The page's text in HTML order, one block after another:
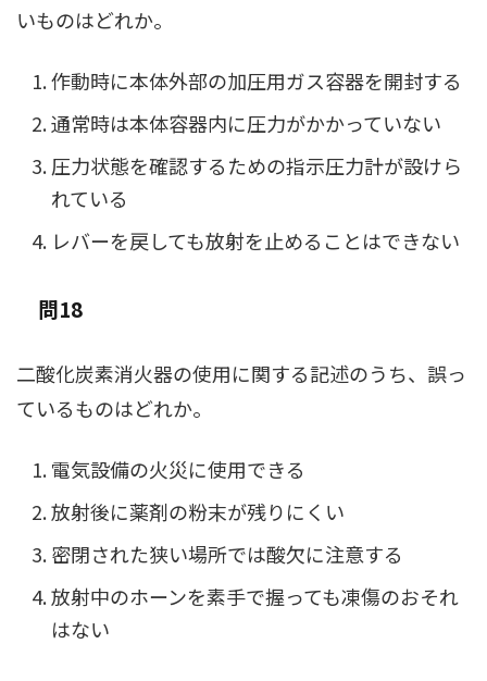
いものはどれか。
作動時に本体外部の加圧用ガス容器を開封する
通常時は本体容器内に圧力がかかっていない
圧力状態を確認するための指示圧力計が設けら
れている
レバーを戻しても放射を止めることはできない
問18
二酸化炭素消火器の使用に関する記述のうち、誤っ
ているものはどれか。
電気設備の火災に使用できる
放射後に薬剤の粉末が残りにくい
密閉された狭い場所では酸欠に注意する
放射中のホーンを素手で握っても凍傷のおそれ
はない